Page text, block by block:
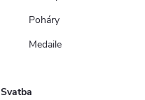
Poháry
Medaile
Svatba